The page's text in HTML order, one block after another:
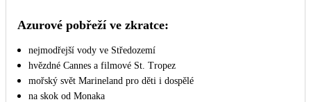
Azurové pobřeží ve zkratce:
nejmodřejší vody ve Středozemí
hvězdné Cannes a filmové St. Tropez
mořský svět Marineland pro děti i dospělé
na skok od Monaka